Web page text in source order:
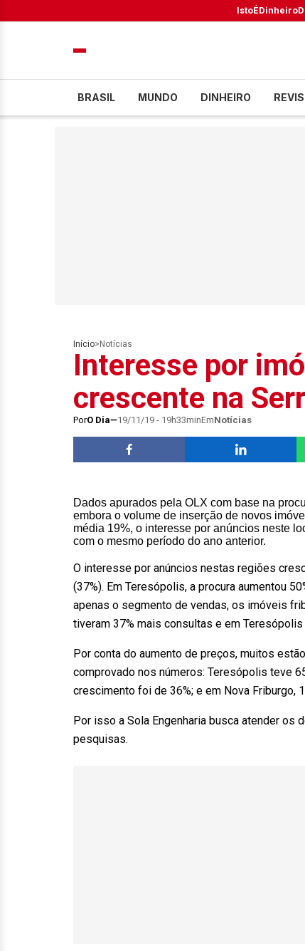
IstoÉDinheiro
BRASIL MUNDO DINHEIRO
Início> Notícias
Interesse por
crescente na
PorO Dia 19/11/19 - 19h33minEmNotícias
Dados apurados pela OLX com base na
embora o volume de inserção de novos
média 19%, o interesse por anúncios neste
com o mesmo período do ano anterior.
O interesse por anúncios nestas regiões
(37%). Em Teresópolis, a procura aumentou
apenas o segmento de vendas, os imóveis
tiveram 37% mais consultas e em
Por conta do aumento de preços, muitos
comprovado nos números: Teresópolis teve
crescimento foi de 36%; e em Nova Friburgo,
Por isso a Sola Engenharia busca atender
pesquisas.